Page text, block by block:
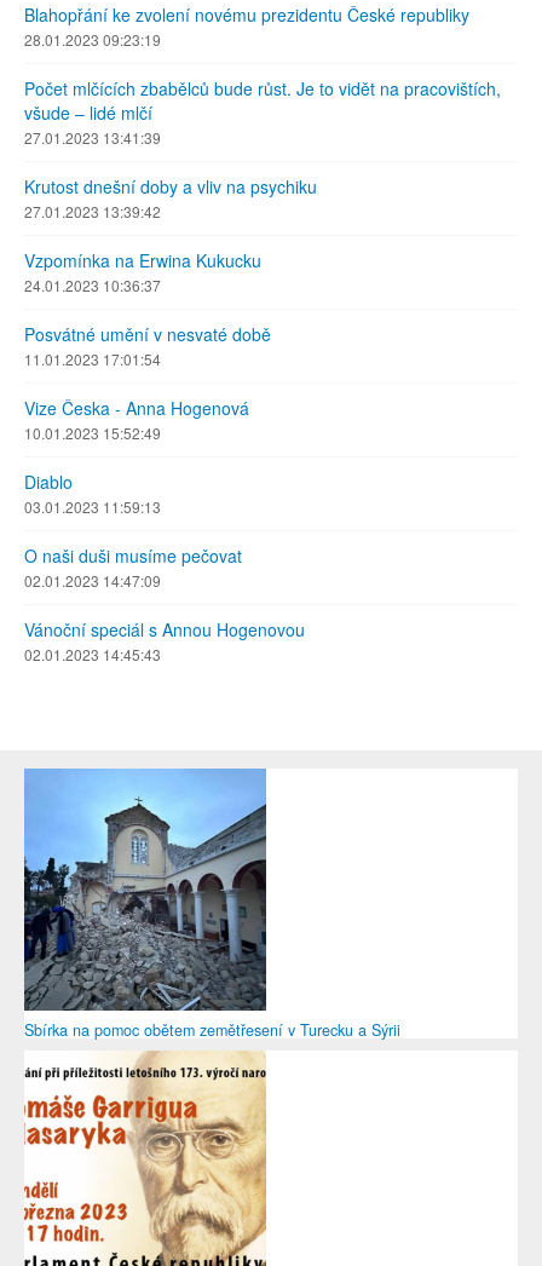
Blahopřání ke zvolení novému prezidentu České republiky
28.01.2023 09:23:19
Počet mlčících zbabělců bude růst. Je to vidět na pracovištích,
všude – lidé mlčí
27.01.2023 13:41:39
Krutost dnešní doby a vliv na psychiku
27.01.2023 13:39:42
Vzpomínka na Erwina Kukucku
24.01.2023 10:36:37
Posvátné umění v nesvaté době
11.01.2023 17:01:54
Vize Česka - Anna Hogenová
10.01.2023 15:52:49
Diablo
03.01.2023 11:59:13
O naši duši musíme pečovat
02.01.2023 14:47:09
Vánoční speciál s Annou Hogenovou
02.01.2023 14:45:43
Sbírka na pomoc obětem zemětřesení v Turecku a Sýrii